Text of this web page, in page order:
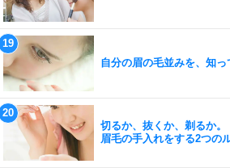
自分の眉の毛並みを、知っ
切るか、抜くか、剃るか。
眉毛の手入れをする2つの